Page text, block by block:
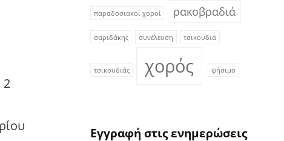
2
παραδοσιακοί χοροί ρακοβραδιά
σαριδάκης συνέλευση τσικουδιά
τσικουδιάς χορός ψήσιμο
Εγγραφή στις ενημερώσεις